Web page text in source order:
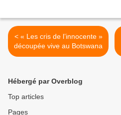
< « Les cris de l’innocente »
découpée vive au Botswana
Hébergé par Overblog
Top articles
Pages